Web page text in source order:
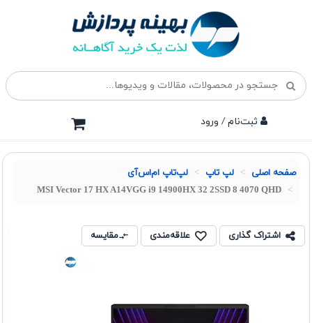
ثبت‌نام / ورود
صفحه اصلی لپ تاپ لپ‌تاپ ام‌اس‌آی
MSI Vector 17 HX A14VGG i9 14900HX 32 2SSD 8 4070 QHD
اشتراک گذاری علاقه‌مندی مقایسه